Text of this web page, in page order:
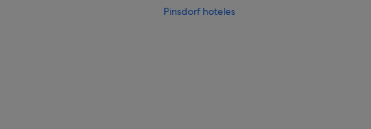
Pinsdorf hoteles